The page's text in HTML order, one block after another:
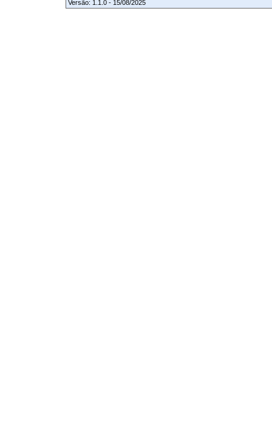
Versão: 1.1.0 - 15/08/2025